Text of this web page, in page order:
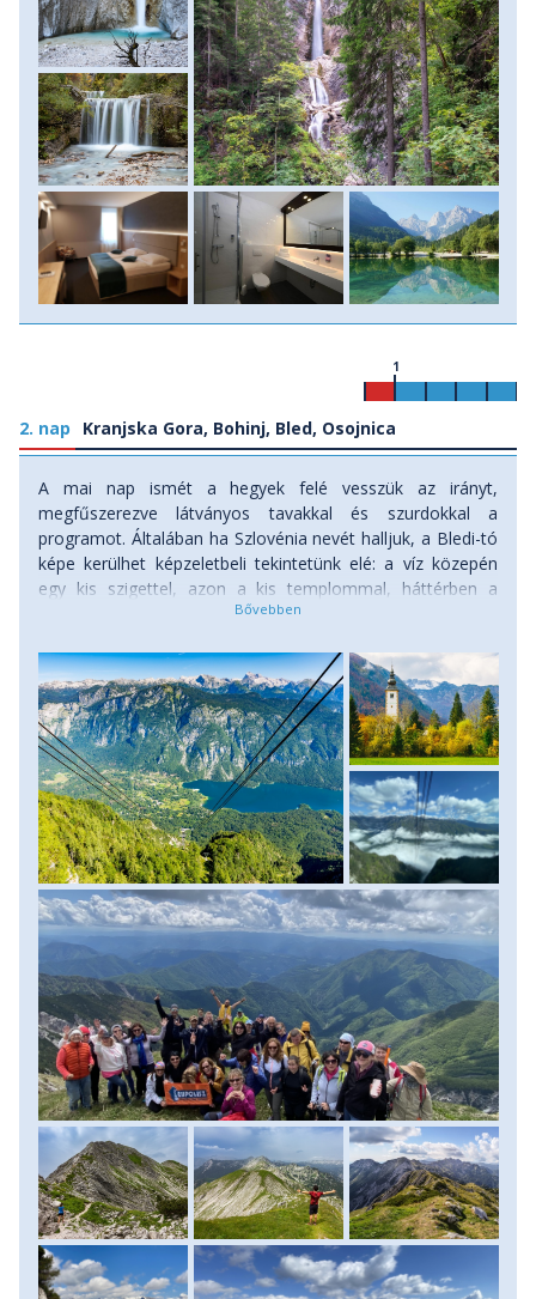
elérhető. A tó partján felkeressük a rendkívül népszerű
fotóhelyet, a mitikus kecskebak, Zlatorog szobrát. Az est
hátralévő részében tartunk ismerkedési estet, vacsorázni a
szálláshelyen, illetve közeli éttermekben lesz lehetőség.
(Martuljek túra: 5,5 km, kb 2 óra. Szint 250m) Szállás:
szálloda.
2. nap Kranjska Gora, Bohinj, Bled, Osojnica
1
A mai nap ismét a hegyek felé vesszük az irányt,
megfűszerezve látványos tavakkal és szurdokkal a
programot. Általában ha Szlovénia nevét halljuk, a Bledi-tó
képe kerülhet képzeletbeli tekintetünk elé: a víz közepén
egy kis szigettel, azon a kis templommal, háttérben a
Bledi-várral. A tavat 4 kisebb hegy öleli körbe, melyek közül
komplettebb kép tárul elénk. De ne siessünk ennyire előre,
hiszen reggeli után első utunk még a Bohinji-tó partjára
vezet.
Itt legelőször ellátogatunk a Sáva-forrás vízeséshez ahol
egy kis túrát teszünk. Majd buszunkkal átgurulunk a tó
másik partjára, ahol a Mostnica-szurdokot fedezzük fel, itt
a folyó mellett, látványos sziklaformációkon lépdelve
teszünk egy körtúrát. Ezt követően vár ránk egy kis
szabadidő a Bohinji-tó partján, ahol lehet fotózni, kávézni,
akár egy gyorsat ebédelni és kipróbálni a helyi pisztrángot.
Ezt követően visszagurulunk a Bledi-tó partjára, itt akinek
még van lendülete feltúrázunk az Osojnica-hegy csúcsára,
lehet sétálgatni a tóparton, kipróbálni a híres Bledi
krémest. Majd az esti órákban indulunk vissza szállásunkra
Kranjska Gorába.
Szállás: szálloda, ellátás: reggeli. (Túra: Sava forrás: 3 km,
150 m szint fel és le, Mostnica-szurdok túra: 4 km, 90
méter fel és le, Osojnica: 5 km – 300 m szint fel és le)